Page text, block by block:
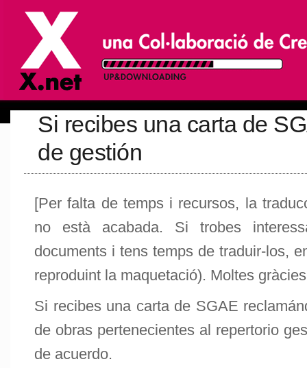
Si recibes una carta de
de gestión
[Per falta de temps i recursos, la
no està acabada. Si trobes
documents i tens temps de traduir-los,
reproduint la maquetació). Moltes
Si recibes una carta de SGAE
de obras pertenecientes al repertorio
de acuerdo.